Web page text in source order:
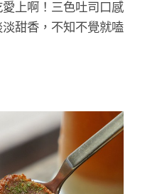
上啊！三色吐司口感
甜香，不知不覺就嗑